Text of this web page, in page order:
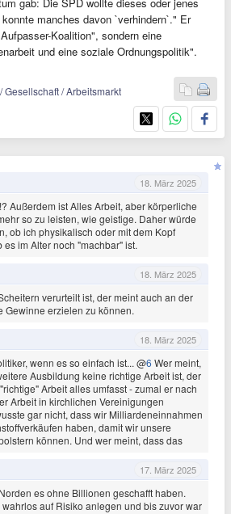
manches davon `verhindern`." Er
Koalition", sondern eine
und eine soziale Ordnungspolitik".
Gesellschaft / Arbeitsmarkt
18. März 2025
Außerdem ist Alles Arbeit, aber körperliche
so zu leisten, wie geistige. Daher würde
ob ich physikalisch oder mit dem Kopf
im Alter noch "machbar" ist.
18. März 2025
verurteilt ist, der meint auch an der
Gewinne erzielen zu können.
18. März 2025
wenn es so einfach ist... @6 Wer meint,
Ausbildung keine richtige Arbeit ist, der
Arbeit alles umfasst - zumal er nach
Arbeit in kirchlichen Vereinigungen
gar nicht, dass wir Milliardeneinnahmen
haben, damit wir unsere
können. Und wer meint, dass das
17. März 2025
es ohne Billionen geschafft haben.
auf Risiko anlegen und bis zuvor war